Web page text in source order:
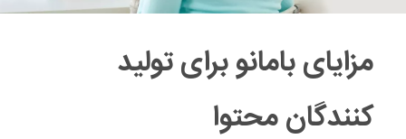
مزایای بامانو برای تولید
کنندگان محتوا